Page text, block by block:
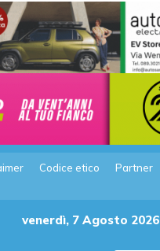
Codice etico
Partner
venerdì, 7 Agosto 2026